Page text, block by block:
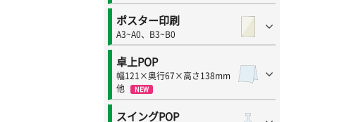
ポスター印刷
A3~A0、B3~B0
卓上POP
幅121×奥行67×高さ138mm
他
NEW
スイングPOP